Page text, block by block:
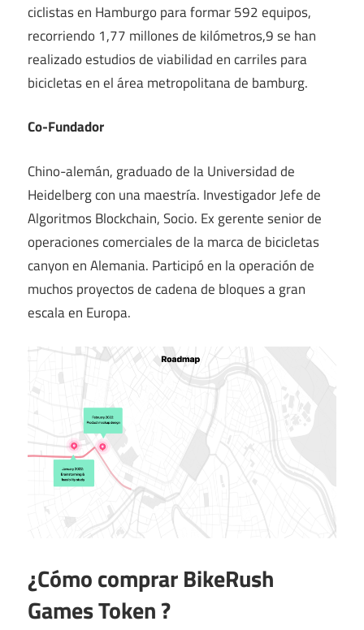
ciclistas en Hamburgo para formar 592 equipos,
recorriendo 1,77 millones de kilómetros,9 se han
realizado estudios de viabilidad en carriles para
bicicletas en el área metropolitana de bamburg.
Co-Fundador
Chino-alemán, graduado de la Universidad de
Heidelberg con una maestría. Investigador Jefe de
Algoritmos Blockchain, Socio. Ex gerente senior de
operaciones comerciales de la marca de bicicletas
canyon en Alemania. Participó en la operación de
muchos proyectos de cadena de bloques a gran
escala en Europa.
¿Cómo comprar BikeRush
Games Token ?